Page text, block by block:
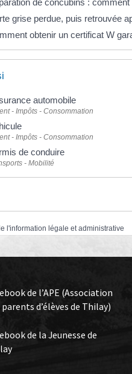
de concubins :
grise perdue, puis retrouvée
obtenir un certificat W
automobile
- Impôts - Consommation
- Impôts - Consommation
de conduire
- Mobilité
l'information légale et administrative
de l’APE (Association
parents d’élèves de Thilay)
de la Jeunesse de